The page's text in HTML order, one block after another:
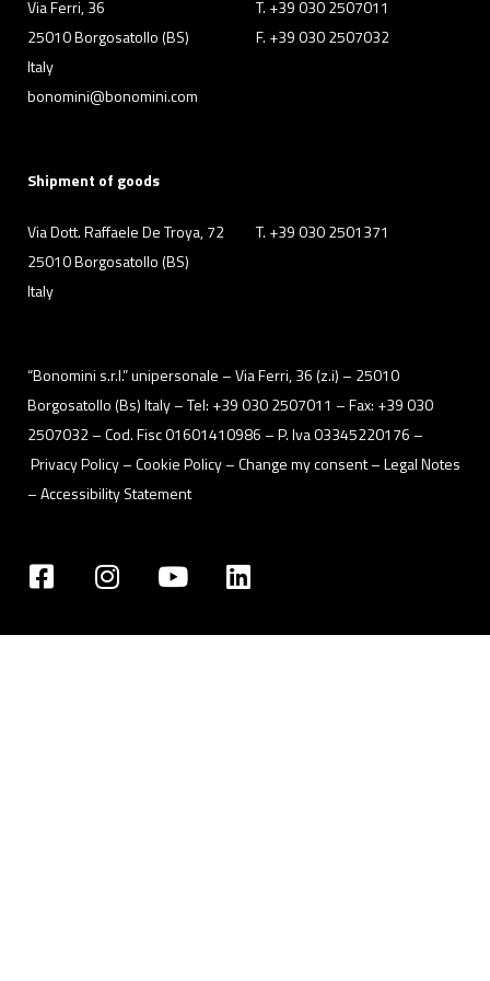
ti invitiamo a consultare le "Informazioni sui Cookie" qui
sopra.
Via Ferri, 36
25010 Borgosatollo (BS)
Italy
T. +39 030 2507011
F. +39 030 2507032
bonomini@bonomini.com
Shipment of goods
Via Dott. Raffaele De Troya, 72
25010 Borgosatollo (BS)
Italy
T. +39 030 2501371
“Bonomini s.r.l.” unipersonale – Via Ferri, 36 (z.i) – 25010
Borgosatollo (Bs) Italy – Tel: +39 030 2507011 – Fax: +39 030
2507032 – Cod. Fisc 01601410986 – P. Iva 03345220176 –
Privacy Policy– Cookie Policy –Change my consent–Legal Notes
–Accessibility Statement